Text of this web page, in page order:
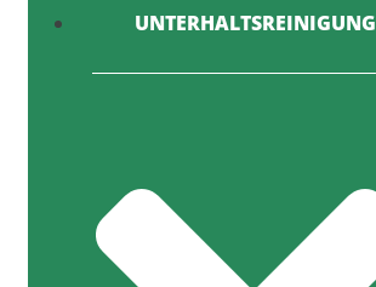
UNTERHALTSREINIGUNG